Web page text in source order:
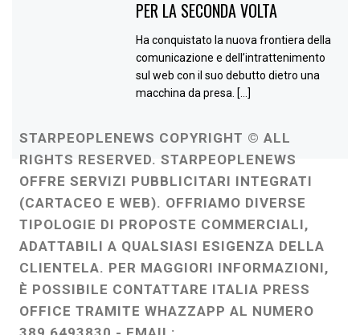
PER LA SECONDA VOLTA
Ha conquistato la nuova frontiera della
comunicazione e dell’intrattenimento
sul web con il suo debutto dietro una
macchina da presa. […]
STARPEOPLENEWS COPYRIGHT © ALL
RIGHTS RESERVED. STARPEOPLENEWS
OFFRE SERVIZI PUBBLICITARI INTEGRATI
(CARTACEO E WEB). OFFRIAMO DIVERSE
TIPOLOGIE DI PROPOSTE COMMERCIALI,
ADATTABILI A QUALSIASI ESIGENZA DELLA
CLIENTELA. PER MAGGIORI INFORMAZIONI,
È POSSIBILE CONTATTARE ITALIA PRESS
OFFICE TRAMITE WHAZZAPP AL NUMERO